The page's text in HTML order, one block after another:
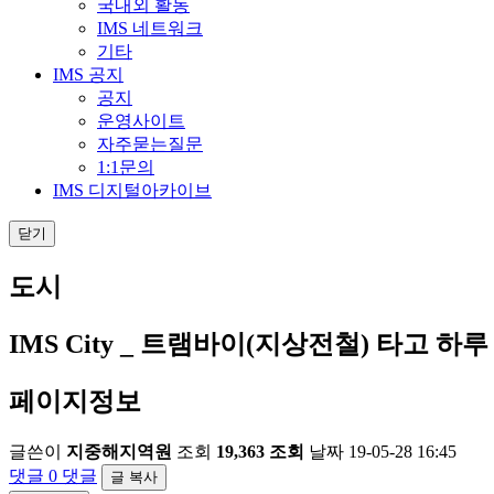
국내외 활동
IMS 네트워크
기타
IMS 공지
공지
운영사이트
자주묻는질문
1:1문의
IMS 디지털아카이브
닫기
도시
IMS City _ 트램바이(지상전철) 타고 하루
페이지정보
글쓴이 지중해지역원 조회 19,363 조회 날짜 19-05-28 16:45
댓글 0 댓글
글 복사